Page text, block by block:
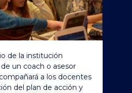
de la institución
un coach o asesor
a los docentes
del plan de acción y